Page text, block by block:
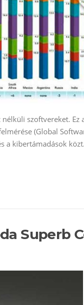
szoftvereket. Ez
(Global
a kibertámadások közt.
Superb